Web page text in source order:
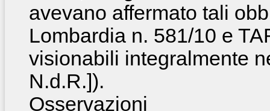
avevano affermato tali
Lombardia n. 581/10 e
visionabili integralmente
N.d.R.]).
Osservazioni